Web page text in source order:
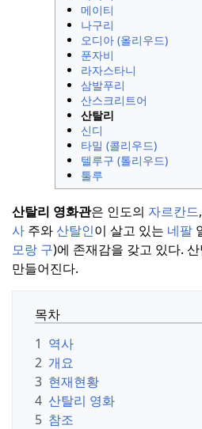
메이티
나구리
오디아 (올리우드)
푼자비
라자스타니
삼발푸리
산스크리트어
산탈리
신디
타밀 (콜리우드)
텔루구 (톨리우드)
툴루
산탈리 영화관은 인도의 자르칸드,
사 주와산탈인이 살고 있는 네팔
모랑 구)에 존재감을 갖고 있다.
만들어진다.
목차
1 역사
2 개요
3 현재현황
4 산탈리 영화
5 참조